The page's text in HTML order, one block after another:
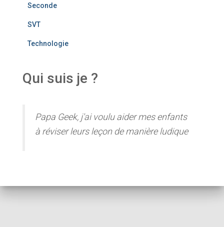
Seconde
SVT
Technologie
Qui suis je ?
Papa Geek, j'ai voulu aider mes enfants
à réviser leurs leçon de manière ludique